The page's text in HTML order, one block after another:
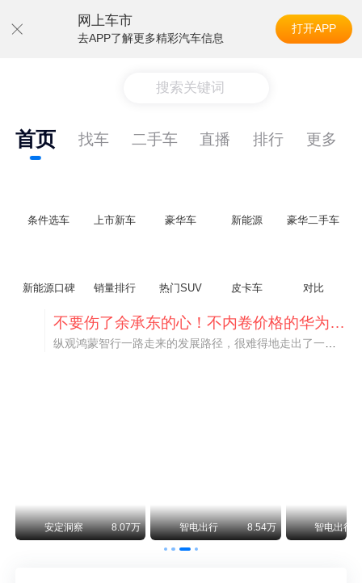
网上车市
去APP了解更多精彩汽车信息
打开APP
搜索关键词
首页 找车 二手车 直播 排行 更多
条件选车 上市新车 豪华车 新能源 豪华二手车
新能源口碑 销量排行 热门SUV 皮卡车 对比
安定洞察 8.07万 智电出行 8.54万 智电出行